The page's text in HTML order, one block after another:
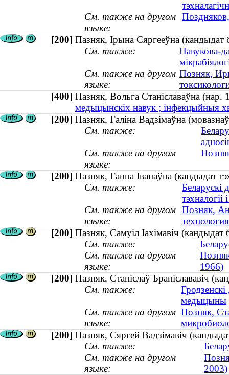
См. также на другом
языке:
[200] Пазняк, Ірына Сяргееўна (кандыдат
См. также:
Навукова-
См. также на другом
языке:
Позняк,
[400] Пазняк, Вольга Станіславаўна
медыцынскіх навук ; інфекцыйныя
[200] Пазняк, Галiна Вадзiмаўна
См. также:
См. также на другом
языке:
[200] Пазняк, Ганна Іванаўна (кандыдат
См. также:
Беларускі
тэхналогіі
См. также на другом
языке:
Позняк,
[200] Пазняк, Самуіл Іахімавіч
См. также:
См. также на другом
языке:
1966)
[200] Пазняк, Станіслаў Браніслававіч
См. также:
медыцыны
См. также на другом
языке:
Позняк,
[200] Пазняк, Сяргей Вадзімавіч
См. также:
См. также на другом
языке:
2003)